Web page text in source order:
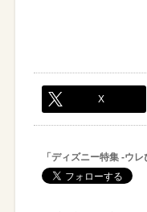
X
「ディズニー特集 -ウ